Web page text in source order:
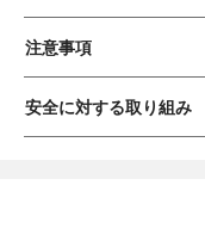
注意事項
安全に対する取り組み